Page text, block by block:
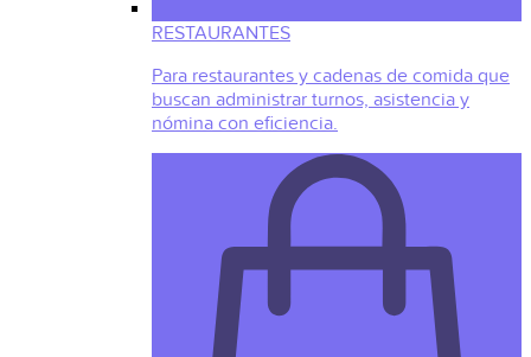
RESTAURANTES
Para restaurantes y cadenas de comida que
buscan administrar turnos, asistencia y
nómina con eficiencia.